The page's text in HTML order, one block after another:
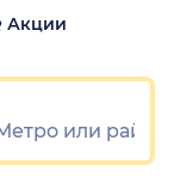
Акции